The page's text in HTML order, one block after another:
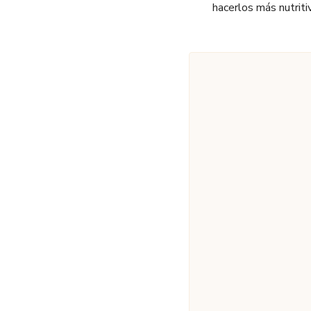
hacerlos más